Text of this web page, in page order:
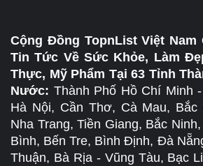
Cộng Đồng TopnList Việt Nam
Tin Tức Về Sức Khỏe, Làm
Thực, Mỹ Phẩm Tại 63 Tỉnh
Nước: Thành Phố Hồ Chí Minh
Hà Nội, Cần Thơ, Cà Mau, Bắc
Nha Trang, Tiền Giang, Bắc
Bình, Bến Tre, Bình Định, Đà
Thuận, Bà Rịa - Vũng Tàu, Bạc